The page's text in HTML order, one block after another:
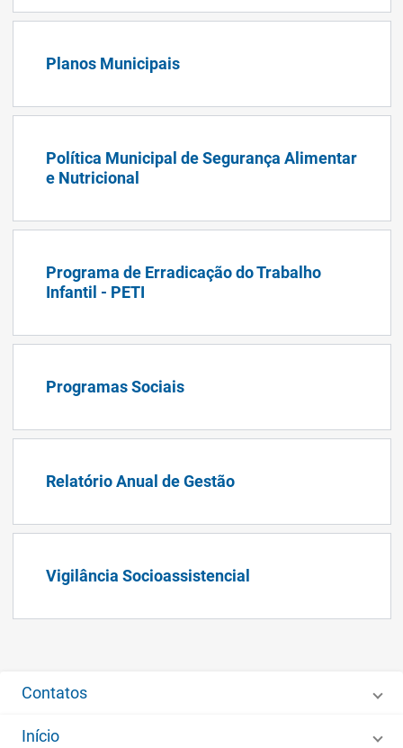
Planos Municipais
Política Municipal de Segurança Alimentar
e Nutricional
Programa de Erradicação do Trabalho
Infantil - PETI
Programas Sociais
Relatório Anual de Gestão
Vigilância Socioassistencial
Contatos
Início